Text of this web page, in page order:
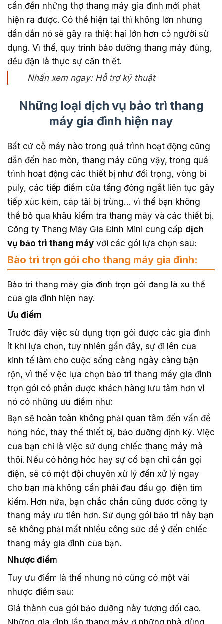
cần đền những thợ thang máy gia đình mới phát
hiện ra được. Có thể hiện tại thì không lớn nhưng
dần dần nó sẽ gây ra thiệt hại lớn hơn có người sử
dụng. Vì thế, quy trình bảo dưỡng thang máy đúng,
đều đặn là thực sự cần thiết.
Nhấn xem ngay: Hỗ trợ kỹ thuật
Những loại dịch vụ bảo trì thang
máy gia đình hiện nay
Bất cứ cỗ máy nào trong quá trình hoạt động cũng
dẫn đến hao mòn, thang máy cũng vậy, trong quá
trình hoạt động các thiết bị như đối trọng, vòng bi
puly, các tiếp điểm cửa tầng đóng ngắt liên tục gây
tiếp xúc kém, cáp tải bị trùng… vì thế bạn không
thể bỏ qua khâu kiểm tra thang máy và các thiết bị.
Công ty Thang Máy Gia Đình Mini cung cấp dịch
vụ bảo trì thang máy với các gói lựa chọn sau:
Bào trì trọn gói cho thang máy gia đình:
Bảo trì thang máy gia đình trọn gói đang là xu thế
của gia đình hiện nay.
Ưu điểm
Trước đây việc sử dụng trọn gói được các gia đình
ít khi lựa chọn, tuy nhiên gần đây, sự đi lên của
kinh tế làm cho cuộc sống càng ngày càng bận
rộn, vì thế việc lựa chọn bảo trì thang máy gia đình
trọn gói có phần được khách hàng lưu tâm hơn vì
nó có những ưu điểm như:
Bạn sẽ hoàn toàn không phải quan tâm đến vấn đề
hỏng hóc, thay thế thiết bị, bảo dưỡng định kỳ. Việc
của bạn chỉ là việc sử dụng chiếc thang máy mà
thôi. Nếu có hỏng hóc hay sự cố bạn chỉ cần gọi
điện, sẽ có một đội chuyên xử lý đến xử lý ngay
cho bạn mà không cần phải đau đầu gọi điện tìm
kiếm. Hơn nữa, bạn chắc chắn cũng được công ty
thang máy ưu tiên hơn. Sử dụng gói bảo trì này bạn
sẽ không phải mất nhiều công sức để ý đến chiếc
thang máy gia đình của bạn.
Nhược điểm
Tuy ưu điểm là thế nhưng nó cũng có một vài
nhược điểm sau:
Giá thành của gói bảo dưỡng này tương đối cao.
Những gia đình lắp thang máy ở những nhà dùng